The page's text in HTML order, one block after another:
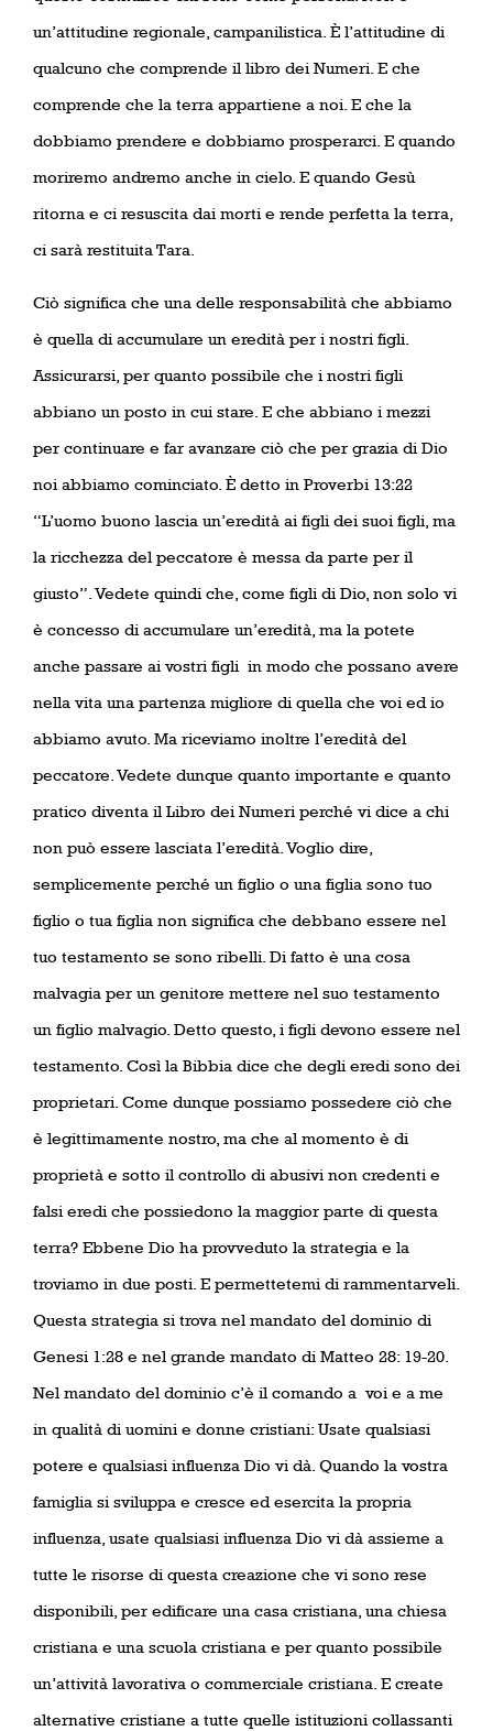
un’attitudine regionale, campanilistica. È l’attitudine di
qualcuno che comprende il libro dei Numeri. E che
comprende che la terra appartiene a noi. E che la
dobbiamo prendere e dobbiamo prosperarci. E quando
moriremo andremo anche in cielo. E quando Gesù
ritorna e ci resuscita dai morti e rende perfetta la terra,
ci sarà restituita Tara.
Ciò significa che una delle responsabilità che abbiamo
è quella di accumulare un eredità per i nostri figli.
Assicurarsi, per quanto possibile che i nostri figli
abbiano un posto in cui stare. E che abbiano i mezzi
per continuare e far avanzare ciò che per grazia di Dio
noi abbiamo cominciato. È detto in Proverbi 13:22
“L’uomo buono lascia un’eredità ai figli dei suoi figli, ma
la ricchezza del peccatore è messa da parte per il
giusto”. Vedete quindi che, come figli di Dio, non solo vi
è concesso di accumulare un’eredità, ma la potete
anche passare ai vostri figli in modo che possano avere
nella vita una partenza migliore di quella che voi ed io
abbiamo avuto. Ma riceviamo inoltre l’eredità del
peccatore. Vedete dunque quanto importante e quanto
pratico diventa il Libro dei Numeri perché vi dice a chi
non può essere lasciata l’eredità. Voglio dire,
semplicemente perché un figlio o una figlia sono tuo
figlio o tua figlia non significa che debbano essere nel
tuo testamento se sono ribelli. Di fatto è una cosa
malvagia per un genitore mettere nel suo testamento
un figlio malvagio. Detto questo, i figli devono essere nel
testamento. Così la Bibbia dice che degli eredi sono dei
proprietari. Come dunque possiamo possedere ciò che
è legittimamente nostro, ma che al momento è di
proprietà e sotto il controllo di abusivi non credenti e
falsi eredi che possiedono la maggior parte di questa
terra? Ebbene Dio ha provveduto la strategia e la
troviamo in due posti. E permettetemi di rammentarveli.
Questa strategia si trova nel mandato del dominio di
Genesi 1:28 e nel grande mandato di Matteo 28: 19-20.
Nel mandato del dominio c’è il comando a voi e a me
in qualità di uomini e donne cristiani: Usate qualsiasi
potere e qualsiasi influenza Dio vi dà. Quando la vostra
famiglia si sviluppa e cresce ed esercita la propria
influenza, usate qualsiasi influenza Dio vi dà assieme a
tutte le risorse di questa creazione che vi sono rese
disponibili, per edificare una casa cristiana, una chiesa
cristiana e una scuola cristiana e per quanto possibile
un’attività lavorativa o commerciale cristiana. E create
alternative cristiane a tutte quelle istituzioni collassanti